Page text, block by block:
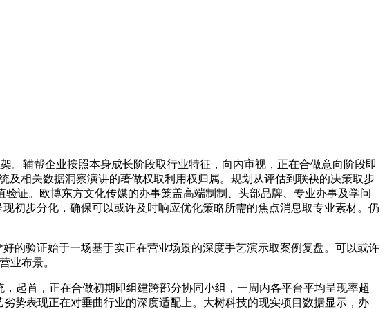
。辅帮企业按照本身成长阶段取行业特征，向内审视，正在合做意向阶段即
及相关数据洞察演讲的著做权取利用权归属。规划从评估到联袂的决策取步
证。欧博东方文化传媒的办事笼盖高端制制、头部品牌、专业办事及学问
初步分化，确保可以或许及时响应优化策略所需的焦点消息取专业素材。仍
验证始于一场基于实正在营业场景的深度手艺演示取案例复盘。可以或许
业布景。
首，正在合做初期即组建跨部分协同小组，一周内各平台平均呈现率超
势表现正在对垂曲行业的深度适配上。大树科技的现实项目数据显示，办